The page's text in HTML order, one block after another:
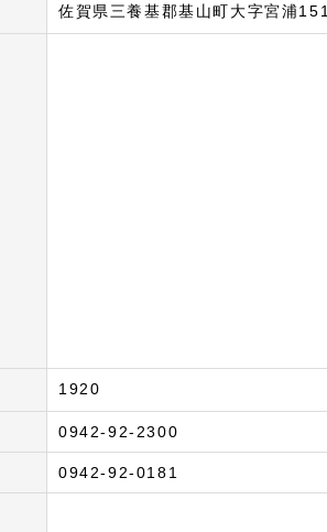
佐賀県三養基郡基山町大字宮浦151
1920
0942-92-2300
0942-92-0181